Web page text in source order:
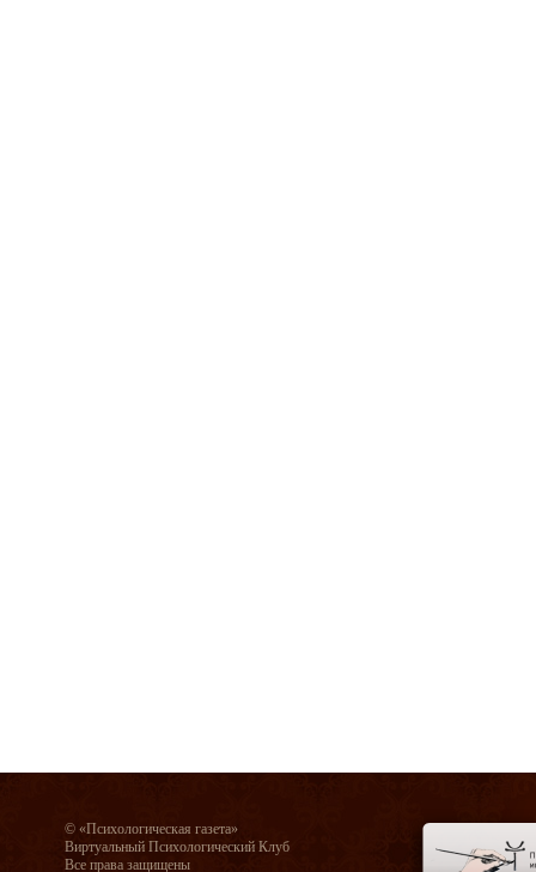
© «Психологическая газета»
Виртуальный Психологический Клуб
Все права защищены